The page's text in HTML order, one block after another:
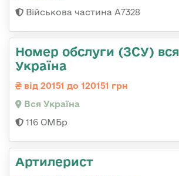
Військова частина А7328
Номер обслуги (ЗСУ) вся
Україна
від 20151 до 120151 грн
Вся Україна
116 ОМБр
Артилерист